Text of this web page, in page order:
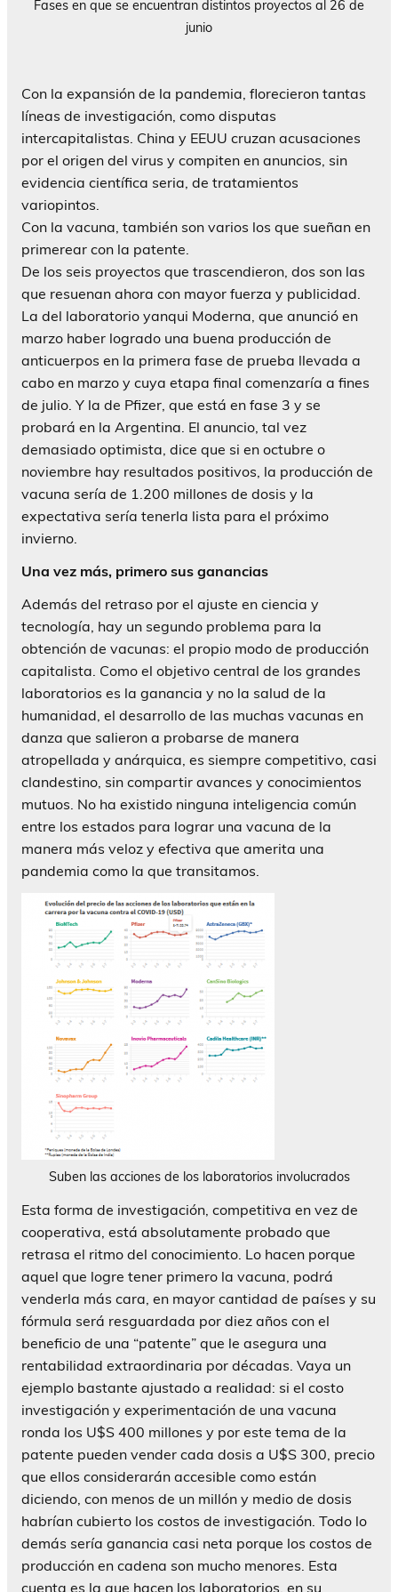
Fases en que se encuentran distintos proyectos al 26 de
junio
Con la expansión de la pandemia, florecieron tantas
líneas de investigación, como disputas
intercapitalistas. China y EEUU cruzan acusaciones
por el origen del virus y compiten en anuncios, sin
evidencia científica seria, de tratamientos
variopintos.
Con la vacuna, también son varios los que sueñan en
primerear con la patente.
De los seis proyectos que trascendieron, dos son las
que resuenan ahora con mayor fuerza y publicidad.
La del laboratorio yanqui Moderna, que anunció en
marzo haber logrado una buena producción de
anticuerpos en la primera fase de prueba llevada a
cabo en marzo y cuya etapa final comenzaría a fines
de julio. Y la de Pfizer, que está en fase 3 y se
probará en la Argentina. El anuncio, tal vez
demasiado optimista, dice que si en octubre o
noviembre hay resultados positivos, la producción de
vacuna sería de 1.200 millones de dosis y la
expectativa sería tenerla lista para el próximo
invierno.
Una vez más, primero sus ganancias
Además del retraso por el ajuste en ciencia y
tecnología, hay un segundo problema para la
obtención de vacunas: el propio modo de producción
capitalista. Como el objetivo central de los grandes
laboratorios es la ganancia y no la salud de la
humanidad, el desarrollo de las muchas vacunas en
danza que salieron a probarse de manera
atropellada y anárquica, es siempre competitivo, casi
clandestino, sin compartir avances y conocimientos
mutuos. No ha existido ninguna inteligencia común
entre los estados para lograr una vacuna de la
manera más veloz y efectiva que amerita una
pandemia como la que transitamos.
Suben las acciones de los laboratorios involucrados
Esta forma de investigación, competitiva en vez de
cooperativa, está absolutamente probado que
retrasa el ritmo del conocimiento. Lo hacen porque
aquel que logre tener primero la vacuna, podrá
venderla más cara, en mayor cantidad de países y su
fórmula será resguardada por diez años con el
beneficio de una “patente” que le asegura una
rentabilidad extraordinaria por décadas. Vaya un
ejemplo bastante ajustado a realidad: si el costo
investigación y experimentación de una vacuna
ronda los U$S 400 millones y por este tema de la
patente pueden vender cada dosis a U$S 300, precio
que ellos considerarán accesible como están
diciendo, con menos de un millón y medio de dosis
habrían cubierto los costos de investigación. Todo lo
demás sería ganancia casi neta porque los costos de
producción en cadena son mucho menores. Esta
cuenta es la que hacen los laboratorios, en su